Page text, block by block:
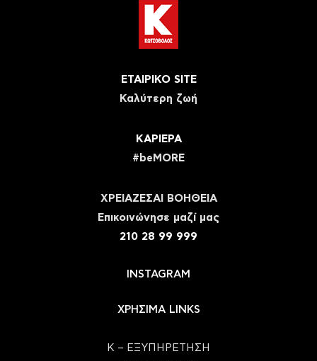
ΕΤΑΙΡΙΚΟ SITE
Καλύτερη ζωή
ΚΑΡΙΕΡΑ
#beMORE
ΧΡΕΙΑΖΕΣΑΙ ΒΟΗΘΕΙΑ
Eπικοινώνησε μαζί μας
210 28 99 999
INSTAGRAM
ΧΡΗΣΙΜΑ LINKS
Κ – ΕΞΥΠΗΡΕΤΗΣΗ